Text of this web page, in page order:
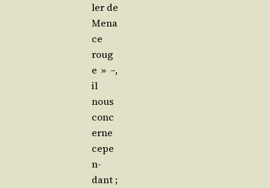
ler de
Mena
ce
roug
e » –,
il
nous
conc
erne
cepe
n­
dant ;